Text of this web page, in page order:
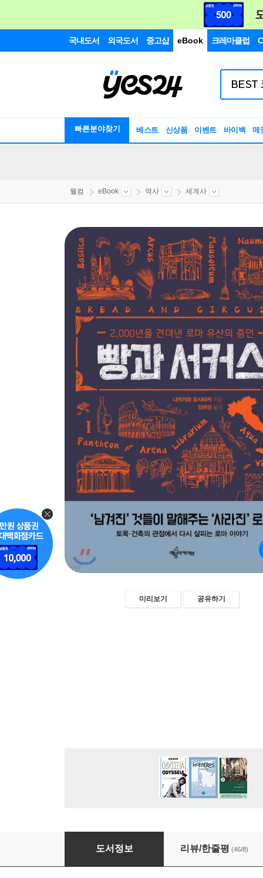
국내도서 외국도서 중고샵 eBook 크레마클럽
빠른분야찾기 베스트 신상품 이벤트 바이백 매
웰컴 eBook 역사 세계사
미리보기 공유하기
빵과 서커스
도서정보 리뷰/한줄평 (46/8)